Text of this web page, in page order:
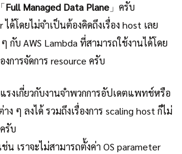
Full Managed Data Plane 」ครับ
ด้โดยไม่จำเป็นต้องคิดถึงเรื่อง host เลย
กับ AWS Lambda ที่สามารถใช้งานได้โดย
งการจัดการ resource ครับ
งเกี่ยวกับงานจำพวกการอัปเดตแพทช์หรือ
ง ๆ ลงได้ รวมถึงเรื่องการ scaling host ก็ไม่
รับ
น เราจะไม่สามารถตั้งค่า OS parameter